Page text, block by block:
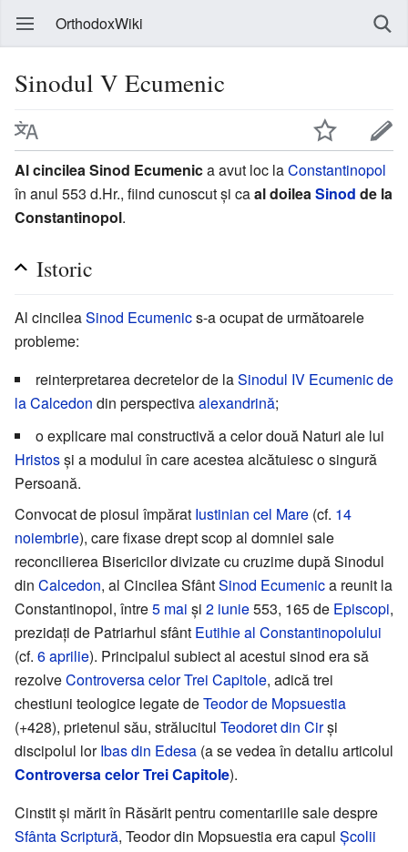
OrthodoxWiki
Sinodul V Ecumenic
Al cincilea Sinod Ecumenica avut loc laConstantinopol
în anul 553 d.Hr., fiind cunoscut și caal doilea Sinod de la
Constantinopol.
Istoric
Al cincileaSinod Ecumenics-a ocupat de următoarele
probleme:
reinterpretarea decretelor de laSinodul IV Ecumenic de
la Calcedon din perspectivaalexandrină;
o explicare mai constructivă a celor două Naturi ale lui
Hristosși a modului în care acestea alcătuiesc o singură
Persoană.
Convocat de piosul împărat Iustinian cel Mare (cf. 14
noiembrie), care fixase drept scop al domniei sale
reconcilierea Bisericilor divizate cu cruzime după Sinodul
din Calcedon, al Cincilea SfântSinod Ecumenica reunit la
Constantinopol, între5 mai și 2 iunie553, 165 de Episcopi,
prezidați de Patriarhul sfânt Eutihie al Constantinopolului
(cf. 6 aprilie). Principalul subiect al acestui sinod era să
rezolveControversa celor Trei Capitole, adică trei
chestiuni teologice legate deTeodor de Mopsuestia
(+428), prietenul său, strălucitul Teodoret din Cirși
discipolul lorIbas din Edesa (a se vedea în detaliu articolul
Controversa celor Trei Capitole).
Cinstit și mărit în Răsărit pentru comentariile sale despre
Sfânta Scriptură, Teodor din Mopsuestia era capul Școlii